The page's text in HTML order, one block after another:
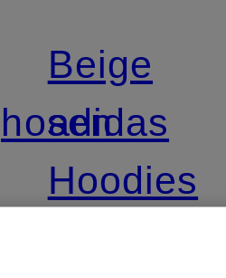
Beige
adidas
Hoodies